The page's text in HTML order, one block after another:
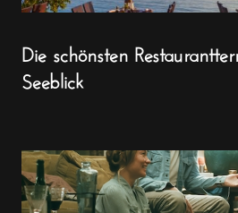
Die schönsten
Seeblick